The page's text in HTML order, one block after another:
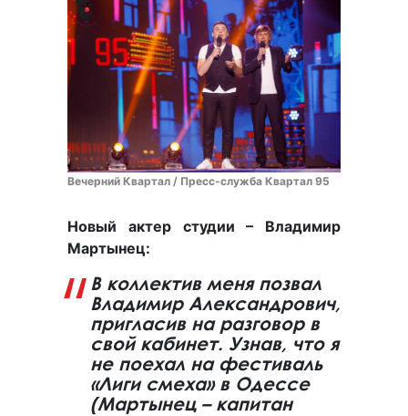
Вечерний Квартал / Пресс-служба Квартал 95
Новый актер студии – Владимир
Мартынец:
В коллектив меня позвал
Владимир Александрович,
пригласив на разговор в
свой кабинет. Узнав, что я
не поехал на фестиваль
«Лиги смеха» в Одессе
(Мартынец – капитан